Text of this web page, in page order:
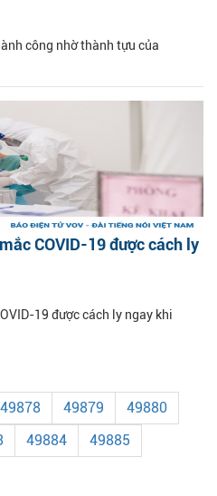
công nhờ thành tựu của
COVID-19 được cách ly
19 được cách ly ngay khi
49878 49879
49880
49884
49885